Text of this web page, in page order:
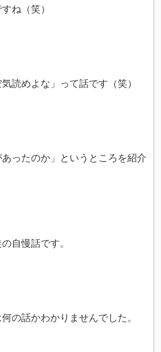
ね（笑）
読めよな」って話です（笑）
ったのか」というところを紹介
自慢話です。
の話かわかりませんでした。